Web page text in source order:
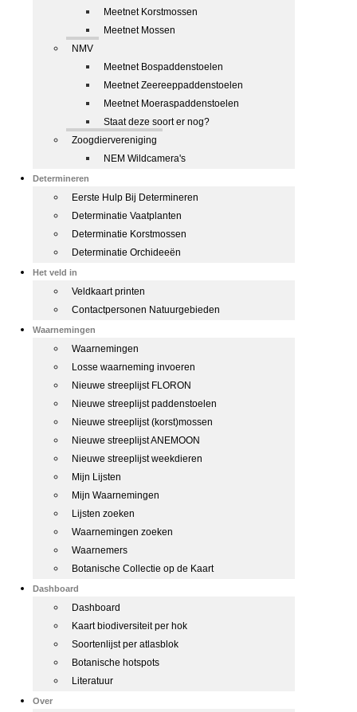
Meetnet Korstmossen
Meetnet Mossen
NMV
Meetnet Bospaddenstoelen
Meetnet Zeereeppaddenstoelen
Meetnet Moeraspaddenstoelen
Staat deze soort er nog?
Zoogdiervereniging
NEM Wildcamera's
Determineren
Eerste Hulp Bij Determineren
Determinatie Vaatplanten
Determinatie Korstmossen
Determinatie Orchideeën
Het veld in
Veldkaart printen
Contactpersonen Natuurgebieden
Waarnemingen
Waarnemingen
Losse waarneming invoeren
Nieuwe streeplijst FLORON
Nieuwe streeplijst paddenstoelen
Nieuwe streeplijst (korst)mossen
Nieuwe streeplijst ANEMOON
Nieuwe streeplijst weekdieren
Mijn Lijsten
Mijn Waarnemingen
Lijsten zoeken
Waarnemingen zoeken
Waarnemers
Botanische Collectie op de Kaart
Dashboard
Dashboard
Kaart biodiversiteit per hok
Soortenlijst per atlasblok
Botanische hotspots
Literatuur
Over